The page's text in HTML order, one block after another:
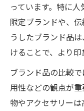
っています。特に
限定ブランドや、
うしたブランド品
けることで、より印
ブランド品の比較
用性などの観点が
物やアクセサリー